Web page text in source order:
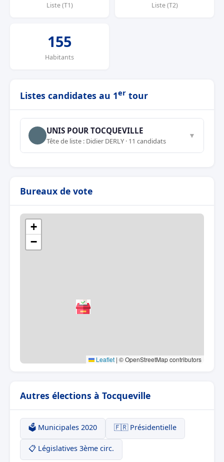
Liste (T1) Liste (T2)
155
Habitants
Listes candidates au 1er tour
UNIS POUR TOCQUEVILLE
Tête de liste : Didier DERLY · 11 candidats
▼
Bureaux de vote
+
−
Leaflet | © OpenStreetMap contributors
Autres élections à Tocqueville
🗳️ Municipales 2020 🇫🇷 Présidentielle
📋 Législatives 3ème circ.